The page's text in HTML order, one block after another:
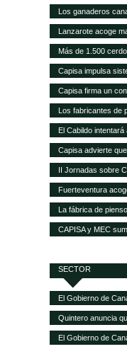
desaparición con
Los ganaderos
Gobierno que
Lanzarote acoge
pienso y empresas
sector
Más de 1.500
Gran Canaria por
Capisa impulsa
Capisa firma un
Los fabricantes de
El Cabildo
Capisa advierte
al sector ganadero
II Jornadas sobre
Fuerteventura
artificial en el
La fábrica de
Canarias
CAPISA y MEC
SECTOR
El Gobierno de
queseros de
Quintero anuncia
millones del POSEI
El Gobierno de